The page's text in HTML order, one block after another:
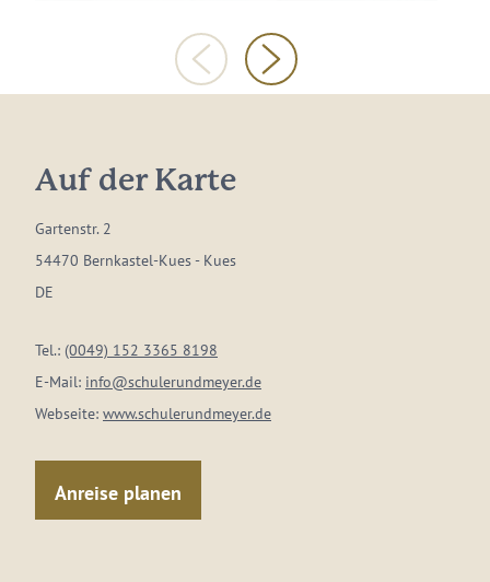
Auf der Karte
Gartenstr. 2
54470 Bernkastel-Kues - Kues
DE
Tel.: (0049) 152 3365 8198
E-Mail: info@schulerundmeyer.de
Webseite: www.schulerundmeyer.de
Anreise planen